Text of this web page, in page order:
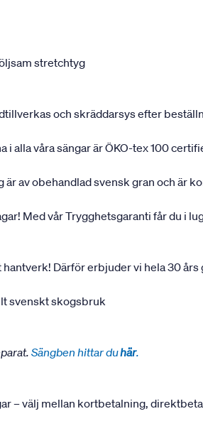
stretchtyg
och skräddarsys efter
i alla våra sängar är ÖKO-tex 100
är av obehandlad svensk gran och är
Med vår Trygghetsgaranti får du i
hantverk! Därför erbjuder vi hela 30
svenskt skogsbruk
Sängben hittar duhär.
– välj mellan kortbetalning,